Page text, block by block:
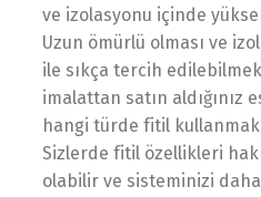
ve izolasyonu içinde
Uzun ömürlü olması ve
ile sıkça tercih
imalattan satın aldığınız
hangi türde fitil
Sizlerde fitil özellikleri
olabilir ve sisteminizi